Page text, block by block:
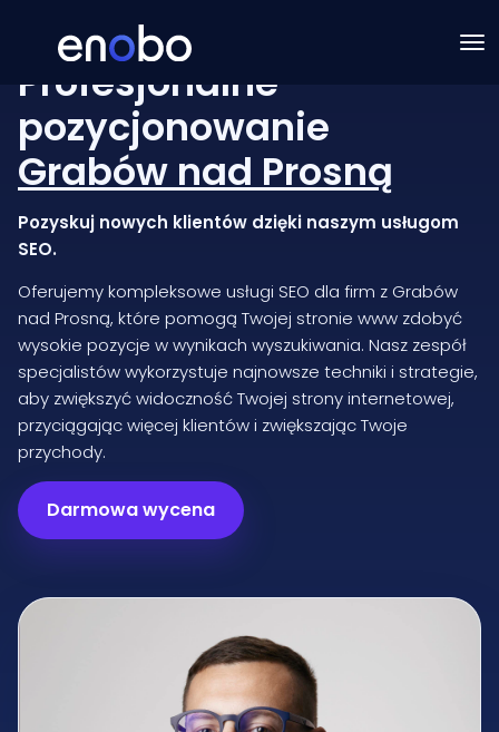
Profesjonalne
pozycjonowanie
Grabów nad Prosną
Pozyskuj nowych klientów dzięki naszym usługom
SEO.
Oferujemy kompleksowe usługi SEO dla firm z Grabów
nad Prosną, które pomogą Twojej stronie www zdobyć
wysokie pozycje w wynikach wyszukiwania. Nasz zespół
specjalistów wykorzystuje najnowsze techniki i strategie,
aby zwiększyć widoczność Twojej strony internetowej,
przyciągając więcej klientów i zwiększając Twoje
przychody.
Darmowa wycena